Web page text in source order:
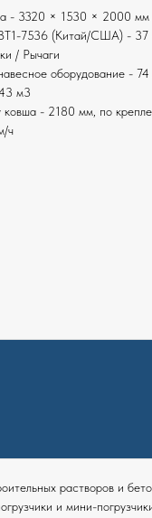
- 3320 × 1530 × 2000 мм
7536 (Китай/США) - 37
/ Рычаги
оборудование -
м3
ковша - 2180 мм, по
ч
растворов и
и мини-